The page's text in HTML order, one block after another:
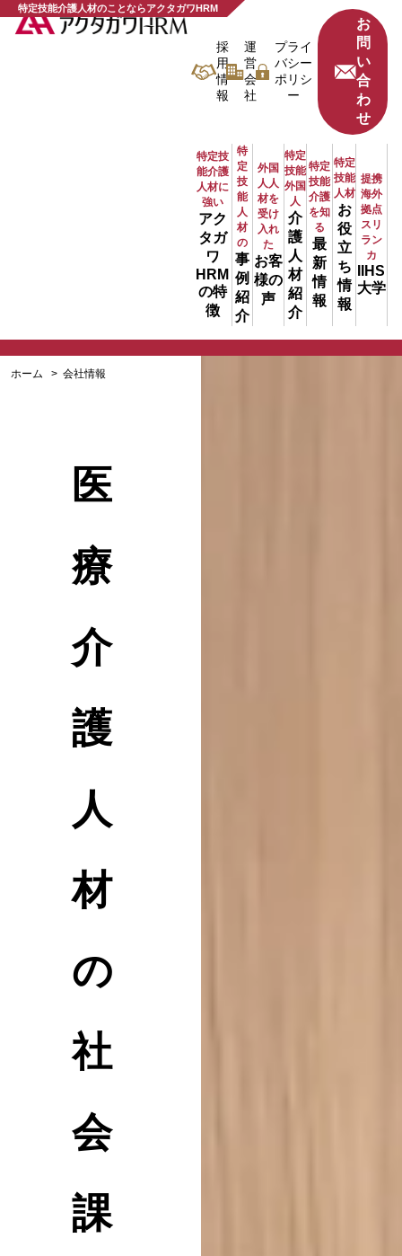
特定技能介護人材のことならアクタガワHRM
採
用
情
報
運
営
会
社
プライ
バシー
ポリシ
ー
お
問
い
合
わ
せ
特定技
能介護
人材に
強い
アク
タガ
ワ
HRM
の特
徴
特
定
技
能
人
材
の
事
例
紹
介
外国
人人
材を
受け
入れ
た
お客
様の
声
特定
技能
外国
人
介
護
人
材
紹
介
特定
技能
介護
を知
る
最
新
情
報
特定
技能
人材
お
役
立
ち
情
報
提携
海外
拠点
スリ
ラン
カ
IIHS
大学
会社情報
COMPANY
ホーム 会社情報
医
療
介
護
人
材
の
社
会
課